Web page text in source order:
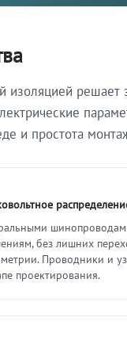
изоляцией решает
и простота
без лишних
Проводники и
проектирования.